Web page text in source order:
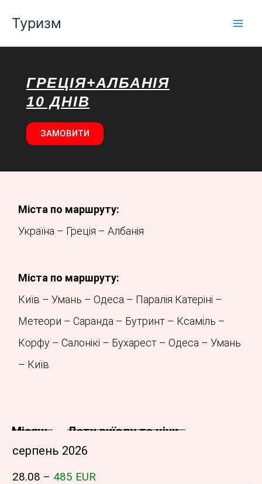
вмісту
Туризм
ГРЕЦІЯ+АЛБАНІЯ
10 ДНІВ
ЗАМОВИТИ
Міста по маршруту:
Україна – Греція – Албанія
Міста по маршруту:
Київ – Умань – Одеса – Паралія Катеріні –
Метеори – Саранда – Бутринт – Ксаміль –
Корфу – Салонікі – Бухарест – Одеса – Умань
– Київ
Місяць
Дати виїзду та ціни
серпень 2026
28.08 – 485 EUR